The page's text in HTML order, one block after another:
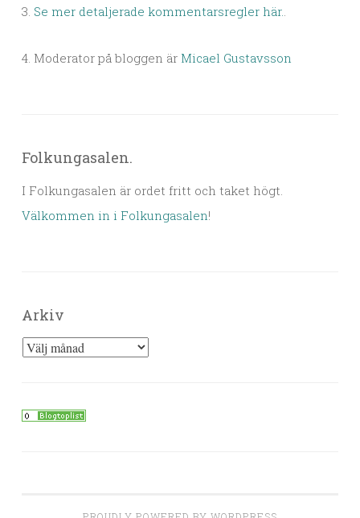
3. Se mer detaljerade kommentarsregler här..
4. Moderator på bloggen är Micael Gustavsson
Folkungasalen.
I Folkungasalen är ordet fritt och taket högt.
Välkommen in i Folkungasalen!
Arkiv
Arkiv